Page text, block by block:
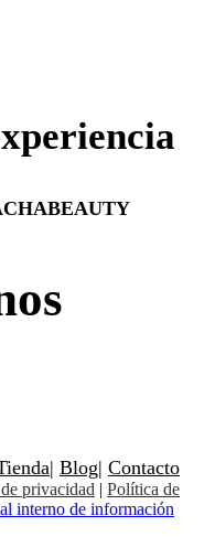
| Blog| Contacto
privacidad | Política de
interno de información